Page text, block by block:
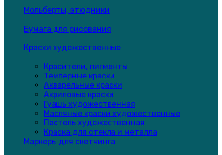
Мольберты, этюдники
Бумага для рисования
Краски художественные
Красители, пигменты
Темперные краски
Акварельные краски
Акриловые краски
Гуашь художественная
Масляные краски художественные
Пастель художественная
Краска для стекла и металла
Маркеры для скетчинга